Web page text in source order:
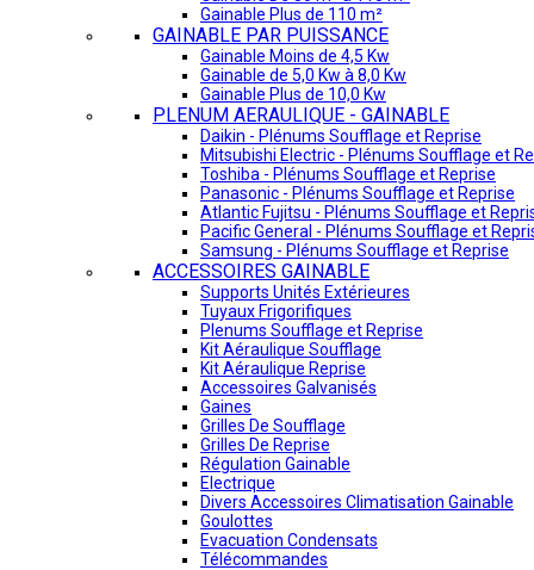
Gainable Plus de 110 m²
GAINABLE PAR PUISSANCE
Gainable Moins de 4,5 Kw
Gainable de 5,0 Kw à 8,0 Kw
Gainable Plus de 10,0 Kw
PLENUM AERAULIQUE - GAINABLE
Daikin - Plénums Soufflage et Reprise
Mitsubishi Electric - Plénums Soufflage et
Toshiba - Plénums Soufflage et Reprise
Panasonic - Plénums Soufflage et Reprise
Atlantic Fujitsu - Plénums Soufflage et
Pacific General - Plénums Soufflage et
Samsung - Plénums Soufflage et Reprise
ACCESSOIRES GAINABLE
Supports Unités Extérieures
Tuyaux Frigorifiques
Plenums Soufflage et Reprise
Kit Aéraulique Soufflage
Kit Aéraulique Reprise
Accessoires Galvanisés
Gaines
Grilles De Soufflage
Grilles De Reprise
Régulation Gainable
Electrique
Divers Accessoires Climatisation Gainable
Goulottes
Evacuation Condensats
Télécommandes